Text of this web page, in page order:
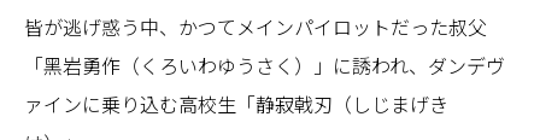
皆が逃げ惑う中、かつてメインパイロットだった叔⽗
「⿊岩勇作（くろいわゆうさく）」に誘われ、ダンデヴ
ァインに乗り込む⾼校⽣「静寂戟刃（しじまげき